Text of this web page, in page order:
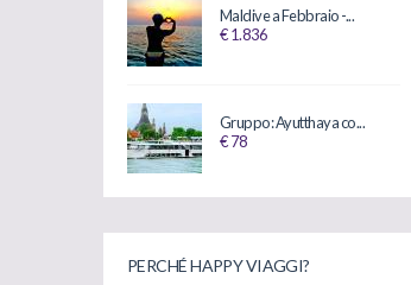
Maldive a Febbraio -...
€ 1.836
Gruppo: Ayutthaya co...
€ 78
PERCHÉ HAPPY VIAGGI?